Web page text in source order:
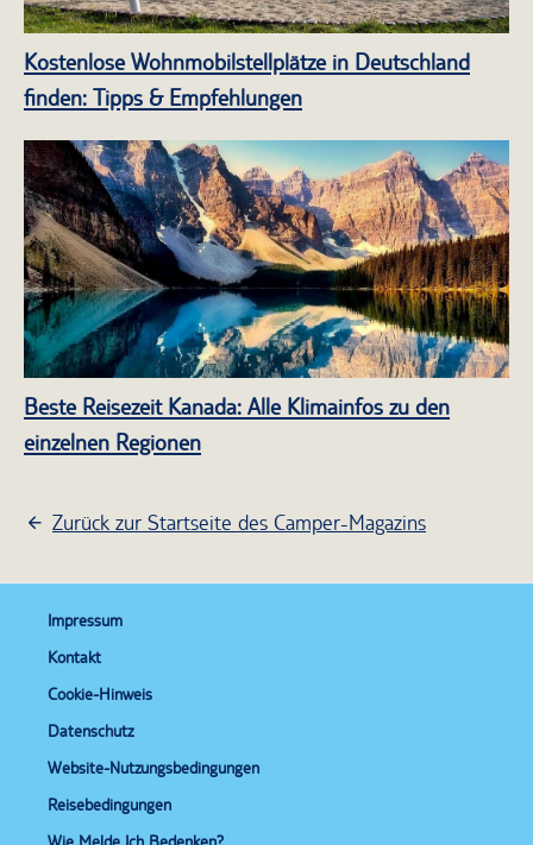
Kostenlose Wohnmobilstellplätze in Deutschland
finden: Tipps & Empfehlungen
Beste Reisezeit Kanada: Alle Klimainfos zu den
einzelnen Regionen
Zurück zur Startseite des Camper-Magazins
Impressum
Kontakt
Cookie-Hinweis
Datenschutz
Website-Nutzungsbedingungen
Reisebedingungen